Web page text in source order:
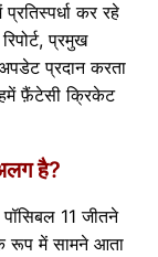
कर रहे
प्रमुख
प्रदान करता
हमें फ़ैंटेसी क्रिकेट
है?
11 जीतने
के रूप में सामने आता